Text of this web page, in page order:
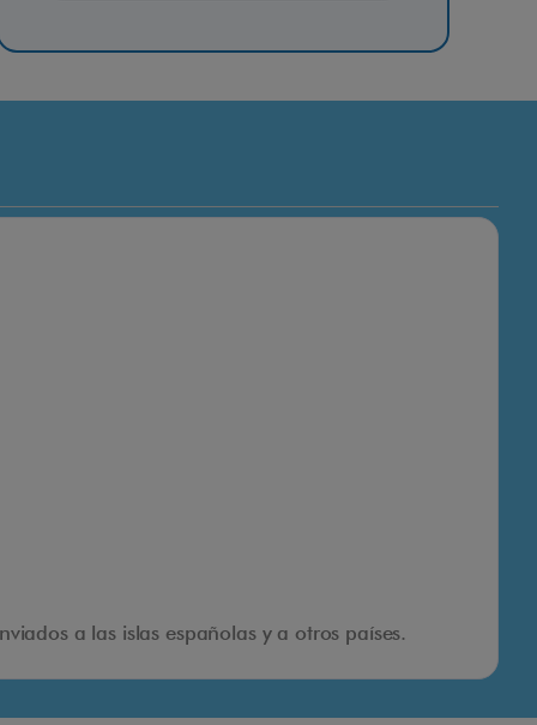
a las islas españolas y a otros países.